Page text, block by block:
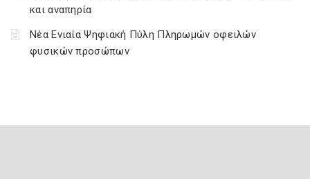
και αναπηρία
Νέα Ενιαία Ψηφιακή Πύλη Πληρωμών οφειλών
φυσικών προσώπων